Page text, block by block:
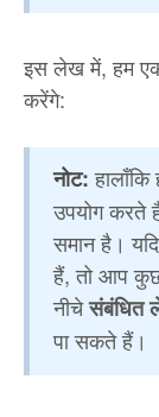
इस लेख में, हम
करेंगे:
नोट:
उपयोग करते
समान है।
हैं, तो आप
नीचेसंबंधित
पा सकते हैं।